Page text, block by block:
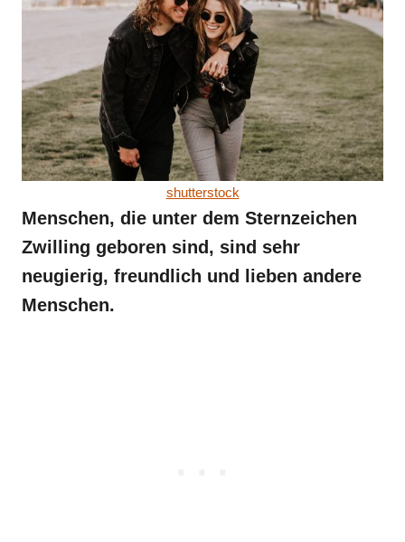
shutterstock
Menschen, die unter dem Sternzeichen
Zwilling geboren sind, sind sehr
neugierig, freundlich und lieben andere
Menschen.